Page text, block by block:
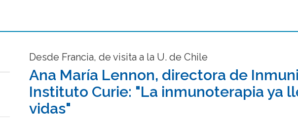
Estudios Avanzados en Educación
Nutrición y Tecnología de
Alimentos
Desde Francia, de visita a la U. de Chile
Ana María Lennon, directora de
Instituto Curie: "La inmunoterapia ya
vidas"